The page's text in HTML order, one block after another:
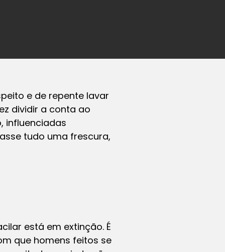
e de repente lavar
dividir a conta ao
influenciadas
tudo uma frescura,
está em extinção. É
que homens feitos se